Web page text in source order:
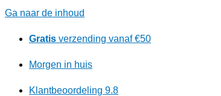
Ga naar de inhoud
Gratis verzending vanaf €50
Morgen in huis
Klantbeoordeling 9.8